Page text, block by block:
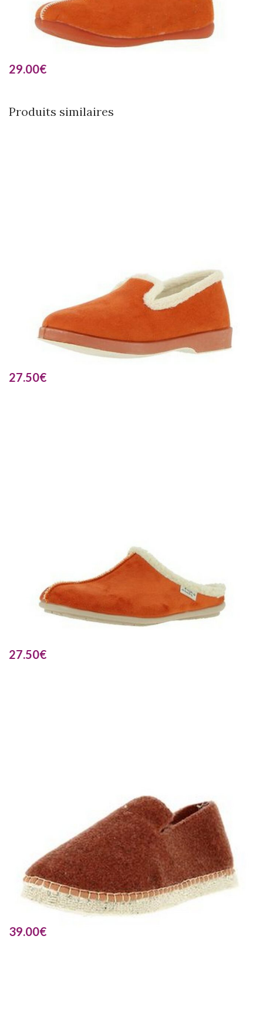
29.00€
Produits similaires
27.50€
27.50€
39.00€